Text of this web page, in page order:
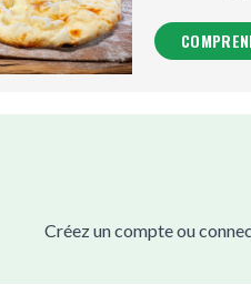
Créez un compte ou